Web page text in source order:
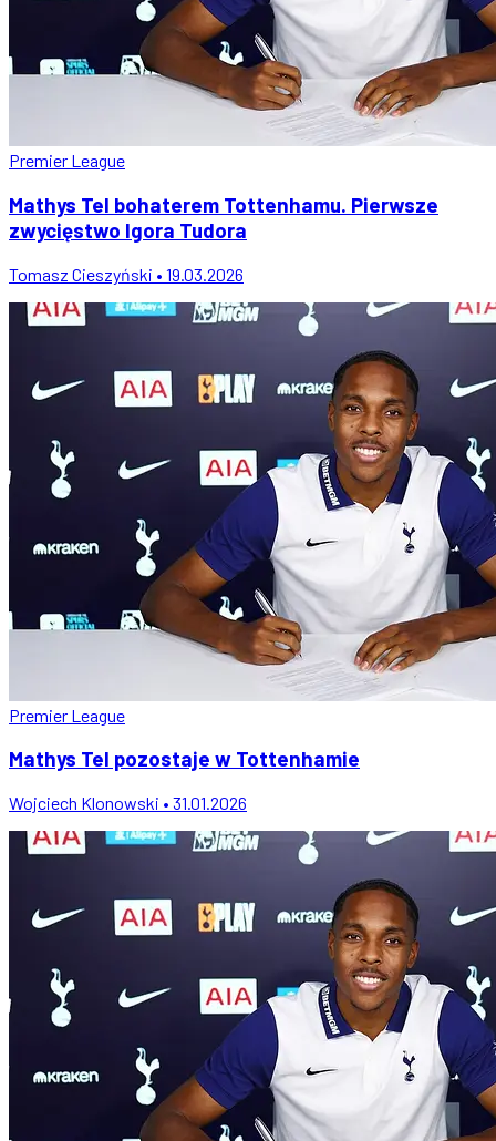
Premier League
Mathys Tel bohaterem Tottenhamu. Pierwsze
zwycięstwo Igora Tudora
Tomasz Cieszyński • 19.03.2026
Premier League
Mathys Tel pozostaje w Tottenhamie
Wojciech Klonowski • 31.01.2026